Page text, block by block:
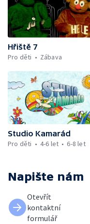
Hřiště 7
Pro děti
Zábava
Studio Kamarád
Pro děti
4-6 let 6-8 let
Napište nám
Otevřít
kontaktní
formulář